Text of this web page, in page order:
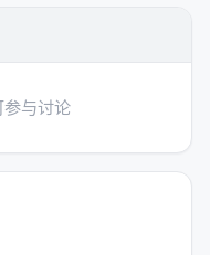
动会部分抵消或扭
向都满足。但如果
相拉扯，最终棍子走
与讨论